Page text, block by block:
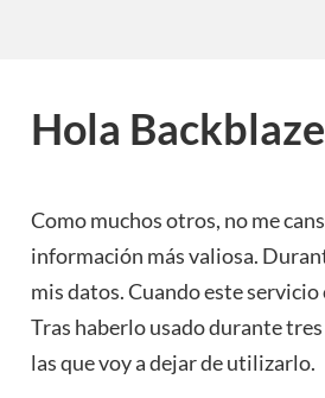
Hola
Como muchos otros, no me
información más valiosa.
mis datos. Cuando este servicio
Tras haberlo usado durante
las que voy a dejar de utilizarlo.